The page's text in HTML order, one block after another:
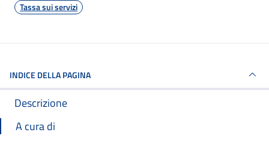
Tassa sui servizi
INDICE DELLA PAGINA
Descrizione
A cura di